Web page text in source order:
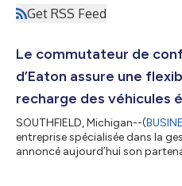
Get RSS Feed
Le commutateur de
d’Eaton assure une
recharge des véhicules
SOUTHFIELD, Michigan--(
entreprise spécialisée dans la
annoncé aujourd’hui son